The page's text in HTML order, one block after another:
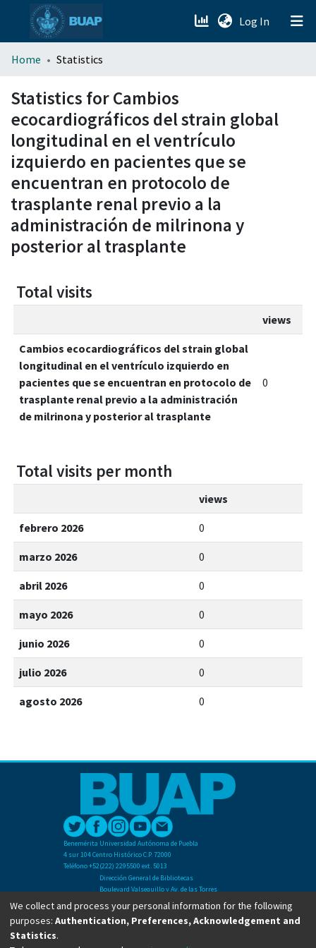
Log In (current)
menu.section.about_menu
All of DSpace
Home Statistics
Statistics for Cambios
ecocardiográficos del strain global
longitudinal en el ventrículo
izquierdo en pacientes que se
encuentran en protocolo de
trasplante renal previo a la
administración de milrinona y
posterior al trasplante
Total visits
views
Cambios ecocardiográficos del strain global
longitudinal en el ventrículo izquierdo en
pacientes que se encuentran en protocolo de
trasplante renal previo a la administración
de milrinona y posterior al trasplante
0
Total visits per month
views
febrero 2026 0
marzo 2026 0
abril 2026 0
mayo 2026 0
junio 2026 0
julio 2026 0
agosto 2026 0
Benemérita Universidad Autónoma de Puebla
4 sur 104 Centro Histórico C.P. 72000
Teléfono +52(222) 2295500 ext. 5013
Dirección General de Bibliotecas
Boulevard Valsequillo y Av. de las Torres
Ciudad Universitaria. Col. San Manuel
C.P. 72570
Teléfono +52 (222) 2295500 Ext 2901
We collect and process your personal information for the following
purposes: Authentication, Preferences, Acknowledgement and
Statistics.